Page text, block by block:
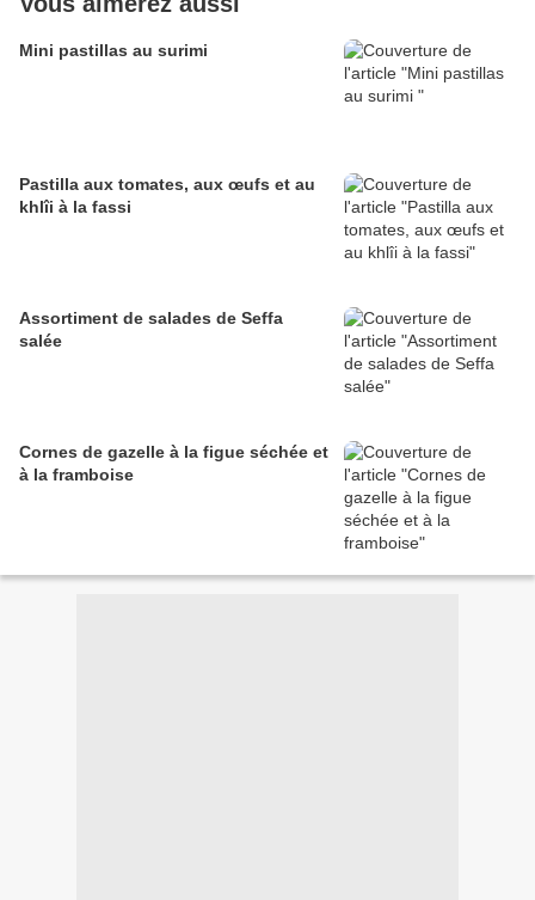
Mini pastillas au surimi
Pastilla aux tomates, aux œufs et au
khlîi à la fassi
Assortiment de salades de Seffa
salée
Cornes de gazelle à la figue séchée et
à la framboise